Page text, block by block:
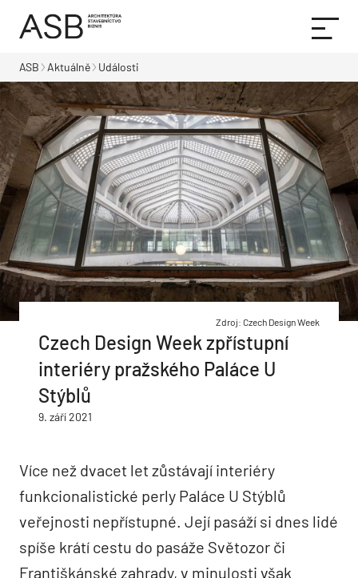
ASB Aktuálně Události
Zdroj: Czech Design Week
Czech Design Week zpřístupní
interiéry pražského Paláce U
Stýblů
9. září 2021
Více než dvacet let zůstávají interiéry
funkcionalistické perly Paláce U Stýblů
veřejnosti nepřístupné. Její pasáží si dnes lidé
spíše krátí cestu do pasáže Světozor či
Františkánské zahrady, v minulosti však